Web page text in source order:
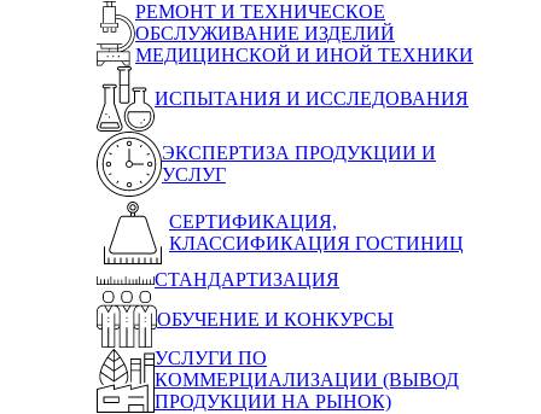
РЕМОНТ И ТЕХНИЧЕСКОЕ
ОБСЛУЖИВАНИЕ ИЗДЕЛИЙ
МЕДИЦИНСКОЙ И ИНОЙ ТЕХНИКИ
ИСПЫТАНИЯ И ИССЛЕДОВАНИЯ
ЭКСПЕРТИЗА ПРОДУКЦИИ И
УСЛУГ
СЕРТИФИКАЦИЯ,
КЛАССИФИКАЦИЯ ГОСТИНИЦ
СТАНДАРТИЗАЦИЯ
ОБУЧЕНИЕ И КОНКУРСЫ
УСЛУГИ ПО
КОММЕРЦИАЛИЗАЦИИ (ВЫВОД
ПРОДУКЦИИ НА РЫНОК)